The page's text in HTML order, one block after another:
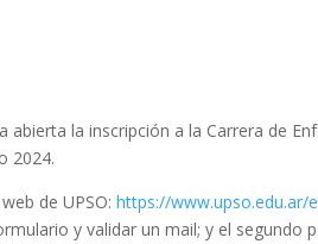
abierta la inscripción a la Carrera de
2024.
de UPSO:https://www.upso.edu.ar/
y validar un mail; y el segundo